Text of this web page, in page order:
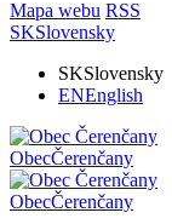
Mapa webu RSS
SKSlovensky
SKSlovensky
ENEnglish
ObecČerenčany
ObecČerenčany